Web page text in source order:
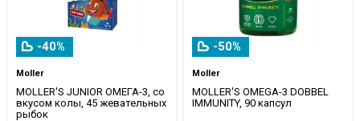
-40%
Moller
MOLLER'S JUNIOR ОМЕГА-3, со
вкусом колы, 45 жевательных
рыбок
-50%
Moller
MOLLER'S OMEGA-3 DOBBEL
IMMUNITY, 90 капсул